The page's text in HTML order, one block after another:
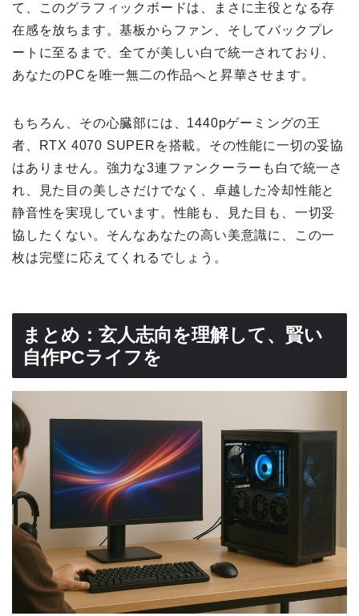
て、このグラフィックボードは、まさに主役となる存
在感を放ちます。基板からファン、そしてバックプレ
ートに至るまで、全てが美しい白で統一されており、
あなたのPCを唯一無二の作品へと昇華させます。
もちろん、その心臓部には、1440pゲーミングの王
者、RTX 4070 SUPERを搭載。その性能に一切の妥協
はありません。強力な3連ファンクーラーも白で統一さ
れ、見た目の美しさだけでなく、卓越した冷却性能と
静音性を実現しています。性能も、見た目も、一切妥
協したくない。そんなあなたの高い美意識に、この一
枚は完璧に応えてくれるでしょう。
まとめ：玄人志向を理解して、賢い
自作PCライフを